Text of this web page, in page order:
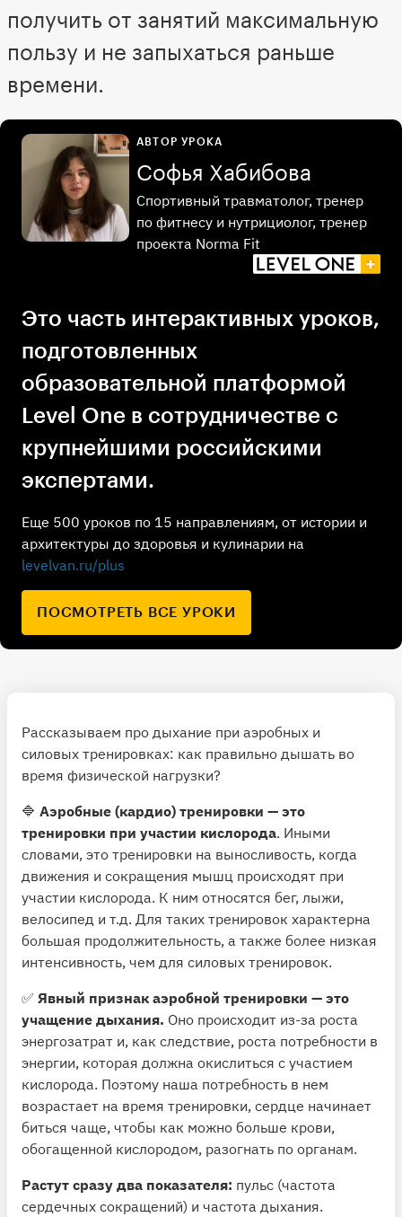
получить от занятий максимальную
пользу и не запыхаться раньше
времени.
Это часть интерактивных уроков,
подготовленных
образовательной платформой
Level One в сотрудничестве с
крупнейшими российскими
экспертами.
Еще 500 уроков по 15 направлениям, от истории и
архитектуры до здоровья и кулинарии на
levelvan.ru/plus
ПОСМОТРЕТЬ ВСЕ УРОКИ
АВТОР УРОКА
Софья Хабибова
Спортивный травматолог, тренер
по фитнесу и нутрициолог, тренер
проекта Norma Fit
Рассказываем про дыхание при аэробных и
силовых тренировках: как правильно дышать во
время физической нагрузки?
🔷 Аэробные (кардио) тренировки — это
тренировки при участии кислорода. Иными
словами, это тренировки на выносливость, когда
движения и сокращения мышц происходят при
участии кислорода. К ним относятся бег, лыжи,
велосипед и т.д. Для таких тренировок характерна
большая продолжительность, а также более низкая
интенсивность, чем для силовых тренировок.
✅ Явный признак аэробной тренировки — это
учащение дыхания. Оно происходит из-за роста
энергозатрат и, как следствие, роста потребности в
энергии, которая должна окислиться с участием
кислорода. Поэтому наша потребность в нем
возрастает на время тренировки, сердце начинает
биться чаще, чтобы как можно больше крови,
обогащенной кислородом, разогнать по органам.
Растут сразу два показателя: пульс (частота
сердечных сокращений) и частота дыхания.